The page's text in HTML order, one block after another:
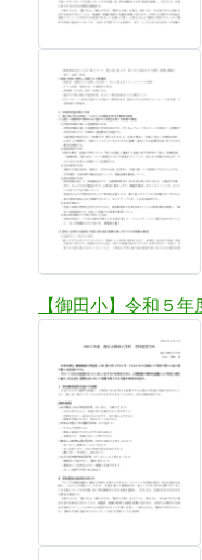
【御田小】令和５